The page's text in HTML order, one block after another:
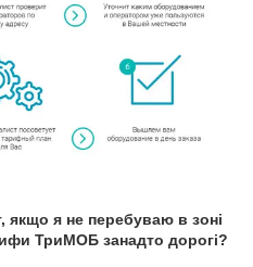
якщо я не перебуваю в зоні
ТриМОБ занадто дорогі?